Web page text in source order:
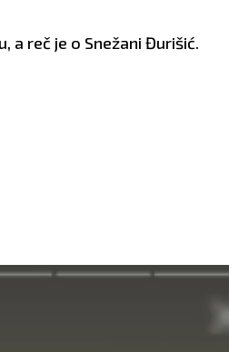
a reč je o Snežani Đurišić.